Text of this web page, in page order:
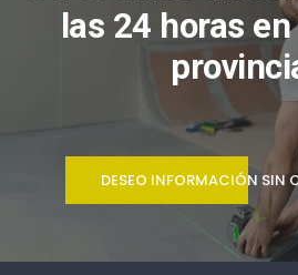
las 24 horas
DESEO INFORMACIÓN SIN